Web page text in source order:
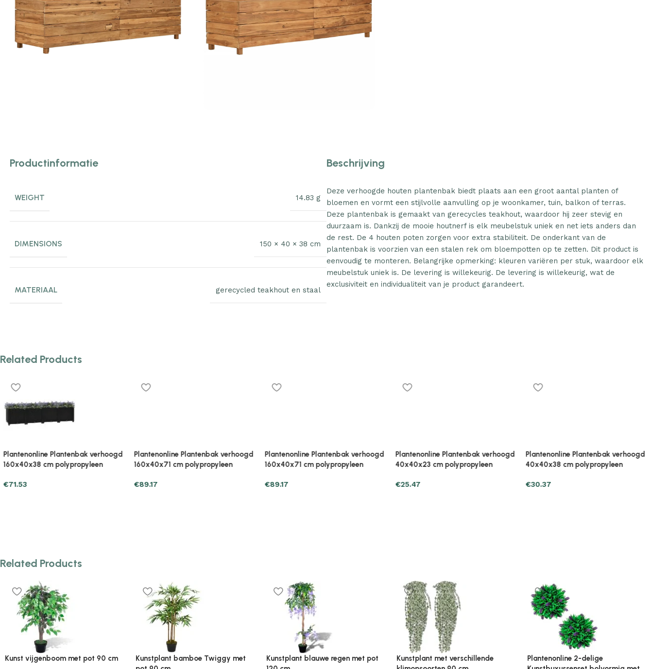
Productinformatie
WEIGHT 14.83 g
DIMENSIONS 150 × 40 × 38 cm
MATERIAAL gerecycled teakhout en staal
Beschrijving
Deze verhoogde houten plantenbak biedt plaats aan een groot aantal planten of
bloemen en vormt een stijlvolle aanvulling op je woonkamer, tuin, balkon of terras.
Deze plantenbak is gemaakt van gerecycles teakhout, waardoor hij zeer stevig en
duurzaam is. Dankzij de mooie houtnerf is elk meubelstuk uniek en net iets anders dan
de rest. De 4 houten poten zorgen voor extra stabiliteit. De onderkant van de
plantenbak is voorzien van een stalen rek om bloempotten op te zetten. Dit product is
eenvoudig te monteren. Belangrijke opmerking: kleuren variëren per stuk, waardoor elk
meubelstuk uniek is. De levering is willekeurig. De levering is willekeurig, wat de
exclusiviteit en individualiteit van je product garandeert.
Related Products
Plantenonline Plantenbak verhoogd
160x40x71 cm polypropyleen
€89.17
Plantenonline Plantenbak verhoogd
160x40x71 cm polypropyleen
€89.17
Plantenonline Plantenbak verhoogd
40x40x23 cm polypropyleen
€25.47
Plantenonline Plantenbak verhoogd
40x40x38 cm polypropyleen
€30.37
Plantenonline Plantenbak verhoogd
40x40x38 cm polypropyleen
€34.29
Related Products
Plantenonline 2-delige
Plantenonline 3-delige
Plantenonline Broeikas 110×58,5×39
Plantenonline Broeikas 114x80x50
Plantenonline Broeikas 60x45x100